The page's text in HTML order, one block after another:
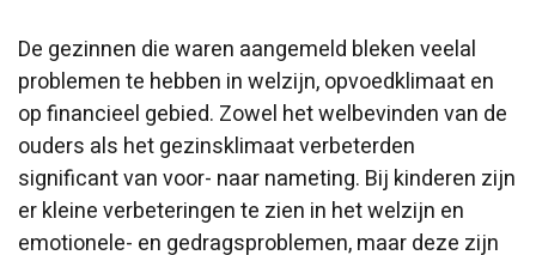
De gezinnen die waren aangemeld bleken veelal
problemen te hebben in welzijn, opvoedklimaat en
op financieel gebied. Zowel het welbevinden van de
ouders als het gezinsklimaat verbeterden
significant van voor- naar nameting. Bij kinderen zijn
er kleine verbeteringen te zien in het welzijn en
emotionele- en gedragsproblemen, maar deze zijn